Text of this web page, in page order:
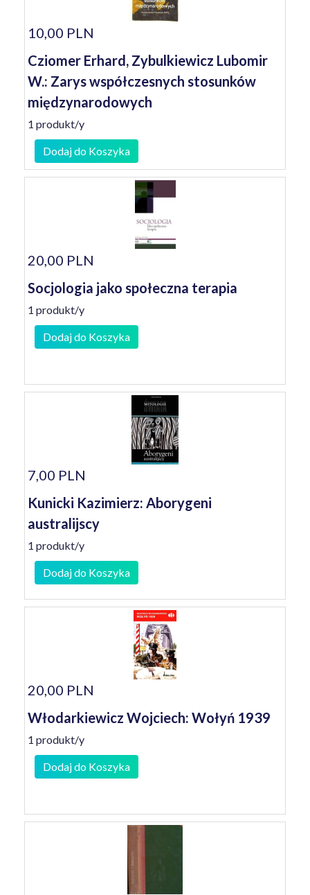
10,00 PLN
Cziomer Erhard, Zybulkiewicz Lubomir
W.: Zarys współczesnych stosunków
międzynarodowych
1 produkt/y
Dodaj do Koszyka
20,00 PLN
Socjologia jako społeczna terapia
1 produkt/y
Dodaj do Koszyka
7,00 PLN
Kunicki Kazimierz: Aborygeni
australijscy
1 produkt/y
Dodaj do Koszyka
20,00 PLN
Włodarkiewicz Wojciech: Wołyń 1939
1 produkt/y
Dodaj do Koszyka